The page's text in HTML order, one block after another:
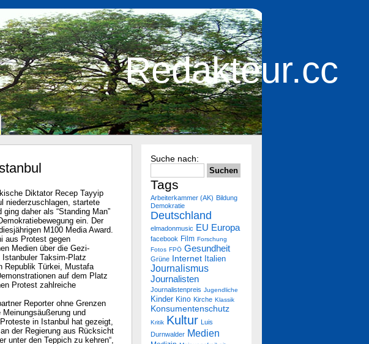
Redakteur.cc
Diktator Recep Tayyip
niederzuschlagen, startete
daher als “Standing Man”
ein. Der
M100 Media Award.
aus Protest gegen
Medien über die Gezi-
Taksim-Platz
Republik Türkei, Mustafa
auf dem Platz
Protest zahlreiche
Reporter ohne Grenzen
und
in Istanbul hat gezeigt,
der Regierung aus Rücksicht
unter den Teppich zu kehren“,
Suche nach:
Tags
Arbeiterkammer (AK) Bildung
Demokratie
Deutschland
elmadonmusic EU Europa
facebook Film Forschung
Fotos FPÖ Gesundheit
Grüne Internet Italien
Journalismus
Journalisten
Journalistenpreis Jugendliche
Kinder Kino Kirche Klassik
Konsumentenschutz
Kritik Kultur Luis
Durnwalder Medien